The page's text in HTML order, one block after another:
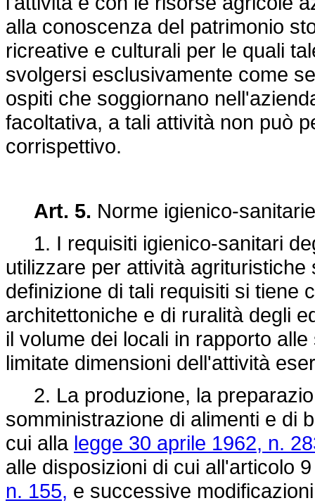
alla conoscenza del patrimonio
ricreative e culturali per le quali
svolgersi esclusivamente come
ospiti che soggiornano
facoltativa, a tali attività non può
corrispettivo.
Art. 5. Norme igienico-sanitarie
1. I requisiti igienico-sanitari
utilizzare per attività
definizione di tali requisiti si tiene
architettoniche e di ruralità degli
il volume dei locali in rapporto
limitate dimensioni dell'attività
2. La produzione, la
somministrazione di alimenti e di
cui alla legge 30 aprile 1962, n.
alle disposizioni di cui all'articolo
n. 155, e successive